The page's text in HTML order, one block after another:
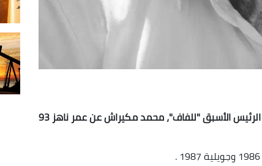
أعلن الاتحاد الجزائري لكرة القدم ، هذه الجمعة، عن وفاة الرئيس الأسبق "للفاف"، محمد مكيراش عن عمر ناهز 93